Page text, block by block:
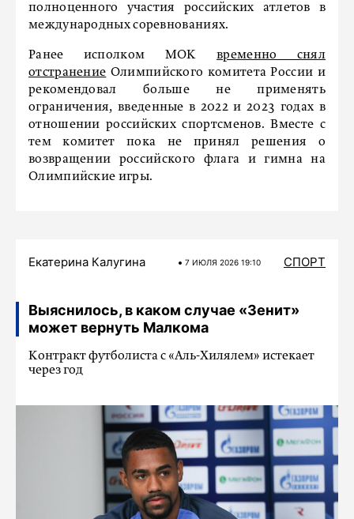
полноценного участия российских атлетов в
международных соревнованиях.
Ранее исполком МОК временно снял
отстранение Олимпийского комитета России и
рекомендовал больше не применять
ограничения, введенные в 2022 и 2023 годах в
отношении российских спортсменов. Вместе с
тем комитет пока не принял решения о
возвращении российского флага и гимна на
Олимпийские игры.
Екатерина Калугина 7 ИЮЛЯ 2026 19:10 СПОРТ
Выяснилось, в каком случае «Зенит»
может вернуть Малкома
Контракт футболиста с «Аль-Хилялем» истекает
через год